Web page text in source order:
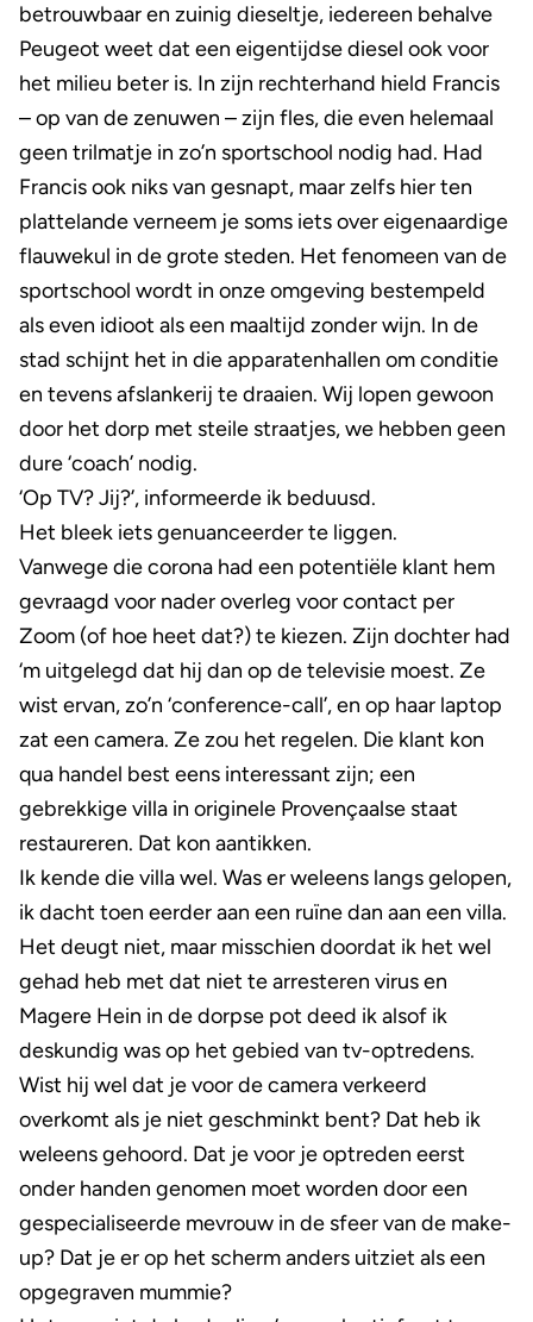
betrouwbaar en zuinig dieseltje, iedereen behalve
Peugeot weet dat een eigentijdse diesel ook voor
het milieu beter is. In zijn rechterhand hield Francis
– op van de zenuwen – zijn fles, die even helemaal
geen trilmatje in zo’n sportschool nodig had. Had
Francis ook niks van gesnapt, maar zelfs hier ten
plattelande verneem je soms iets over eigenaardige
flauwekul in de grote steden. Het fenomeen van de
sportschool wordt in onze omgeving bestempeld
als even idioot als een maaltijd zonder wijn. In de
stad schijnt het in die apparatenhallen om conditie
en tevens afslankerij te draaien. Wij lopen gewoon
door het dorp met steile straatjes, we hebben geen
dure ‘coach’ nodig.
‘Op TV? Jij?’, informeerde ik beduusd.
Het bleek iets genuanceerder te liggen.
Vanwege die corona had een potentiële klant hem
gevraagd voor nader overleg voor contact per
Zoom (of hoe heet dat?) te kiezen. Zijn dochter had
‘m uitgelegd dat hij dan op de televisie moest. Ze
wist ervan, zo’n ‘conference-call’, en op haar laptop
zat een camera. Ze zou het regelen. Die klant kon
qua handel best eens interessant zijn; een
gebrekkige villa in originele Provençaalse staat
restaureren. Dat kon aantikken.
Ik kende die villa wel. Was er weleens langs gelopen,
ik dacht toen eerder aan een ruïne dan aan een villa.
Het deugt niet, maar misschien doordat ik het wel
gehad heb met dat niet te arresteren virus en
Magere Hein in de dorpse pot deed ik alsof ik
deskundig was op het gebied van tv-optredens.
Wist hij wel dat je voor de camera verkeerd
overkomt als je niet geschminkt bent? Dat heb ik
weleens gehoord. Dat je voor je optreden eerst
onder handen genomen moet worden door een
gespecialiseerde mevrouw in de sfeer van de make-
up? Dat je er op het scherm anders uitziet als een
opgegraven mummie?